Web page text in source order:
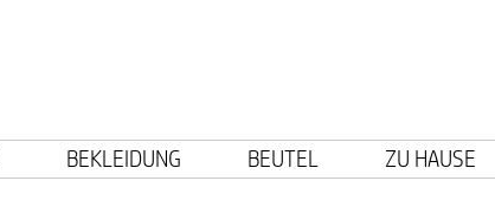
BEKLEIDUNG BEUTEL ZU HAUSE